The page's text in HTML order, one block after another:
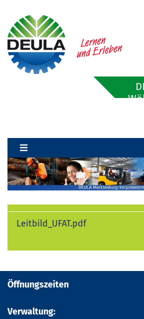
Leitbild_UFAT.pdf
Öffnungszeiten
Verwaltung: